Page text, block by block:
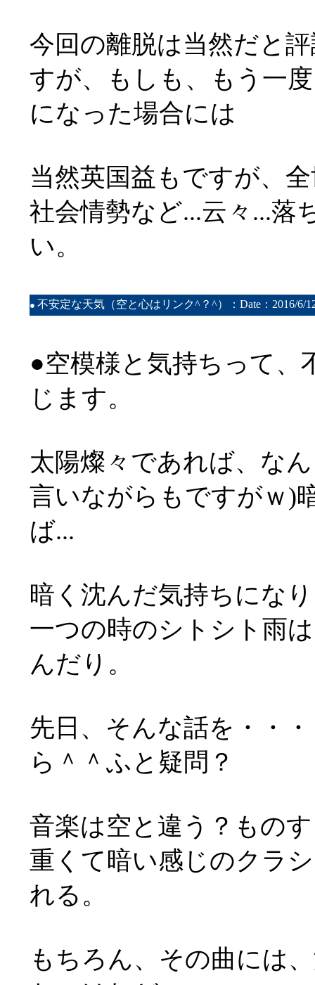
今回の離脱は当然だと
すが、もしも、もう一
になった場合には
当然英国益もですが、
社会情勢など...云々...落
い。
● 不安定な天気（空と心はリンク^？^）：Date：2016/6/
●空模様と気持ちって、
じます。
太陽燦々であれば、な
言いながらもですがｗ)
ば...
暗く沈んだ気持ちにな
一つの時のシトシト雨
んだり。
先日、そんな話を・・
ら＾＾ふと疑問？
音楽は空と違う？もの
重くて暗い感じのクラ
れる。
もちろん、その曲には